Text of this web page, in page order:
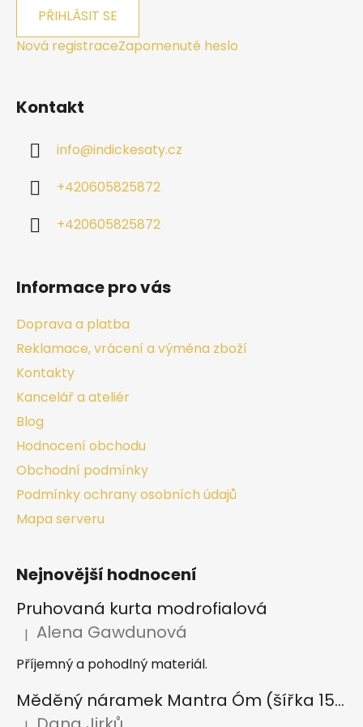
PŘIHLÁSIT SE
Nová registraceZapomenuté heslo
Kontakt
info@indickesaty.cz
+420605825872
+420605825872
Informace pro vás
Doprava a platba
Reklamace, vrácení a výměna zboží
Kontakty
Kancelář a ateliér
Blog
Hodnocení obchodu
Obchodní podmínky
Podmínky ochrany osobních údajů
Mapa serveru
Nejnovější hodnocení
Pruhovaná kurta modrofialová
Hodnocení produktu je 5 z 5 hvězdiček.
| Alena Gawdunová
Příjemný a pohodlný materiál.
Měděný náramek Mantra Óm (šířka 15 mm)